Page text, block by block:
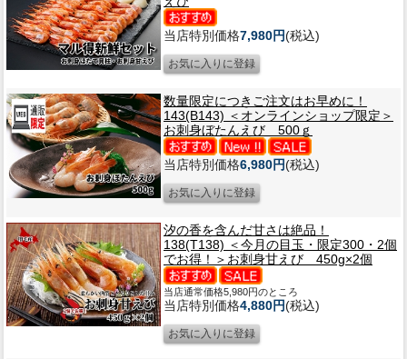
当店特別価格7,980円(税込)
数量限定につきご注文はお早めに！
143(B143) ＜オンラインショップ限定＞
お刺身ぼたんえび 500ｇ
当店特別価格6,980円(税込)
汐の香を含んだ甘さは絶品！
138(T138) ＜今月の目玉・限定300・2個
でお得！＞お刺身甘えび 450g×2個
当店通常価格5,980円のところ
当店特別価格4,880円(税込)